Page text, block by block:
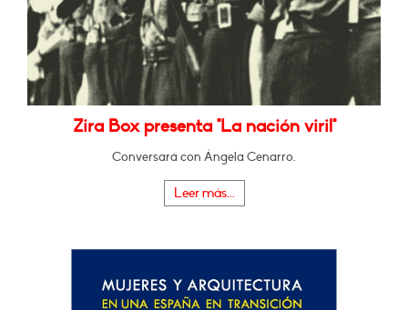
Zira Box presenta "La nación viril"
Conversará con Ángela Cenarro.
Leer más...